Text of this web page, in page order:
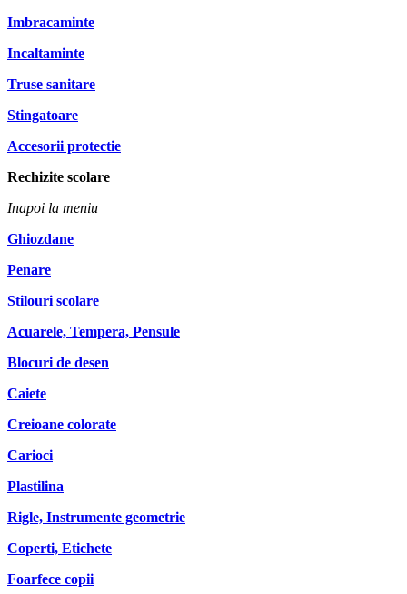
Imbracaminte
Incaltaminte
Truse sanitare
Stingatoare
Accesorii protectie
Rechizite scolare
Inapoi la meniu
Ghiozdane
Penare
Stilouri scolare
Acuarele, Tempera, Pensule
Blocuri de desen
Caiete
Creioane colorate
Carioci
Plastilina
Rigle, Instrumente geometrie
Coperti, Etichete
Foarfece copii